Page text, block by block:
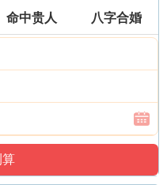
命中贵人 八字合婚